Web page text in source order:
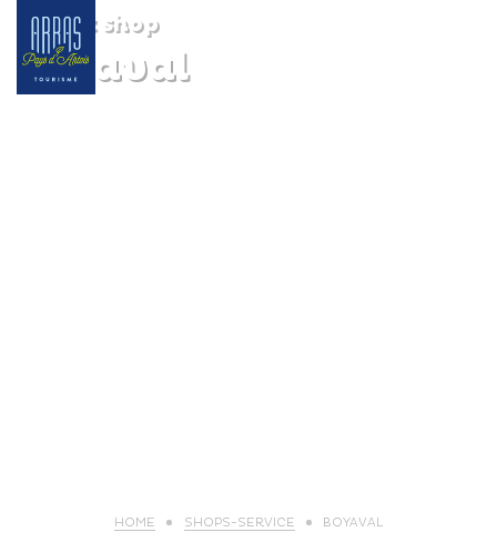
Gift shop
Boyaval
HOME SHOPS-SERVICE BOYAVAL